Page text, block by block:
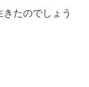
たのでしょう